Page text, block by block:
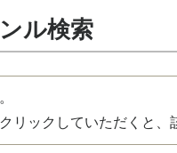
ル検索
リックしていただくと